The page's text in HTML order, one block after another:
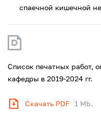
спаечной кишечной
Список печатных работ,
кафедры в 2019-2024 гг.
Скачать PDF 1 Mb.